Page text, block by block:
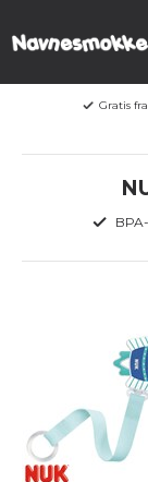
Gratis